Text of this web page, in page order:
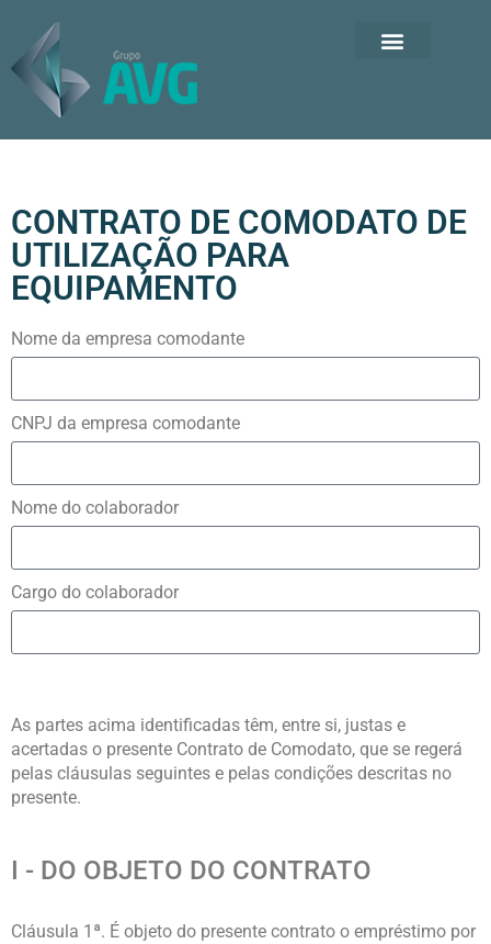
CONTRATO DE COMODATO DE
UTILIZAÇÃO PARA
EQUIPAMENTO
Nome da empresa comodante
CNPJ da empresa comodante
Nome do colaborador
Cargo do colaborador
As partes acima identificadas têm, entre si, justas e
acertadas o presente Contrato de Comodato, que se regerá
pelas cláusulas seguintes e pelas condições descritas no
presente.
I - DO OBJETO DO CONTRATO
Cláusula 1ª. É objeto do presente contrato o empréstimo por